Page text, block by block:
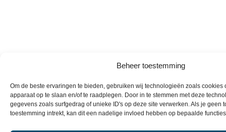
Beheer toestemming
Om de beste ervaringen te bieden, gebruiken wij technologieën zoals cookies
apparaat op te slaan en/of te raadplegen. Door in te stemmen met deze
gegevens zoals surfgedrag of unieke ID's op deze site verwerken. Als je geen
toestemming intrekt, kan dit een nadelige invloed hebben op bepaalde